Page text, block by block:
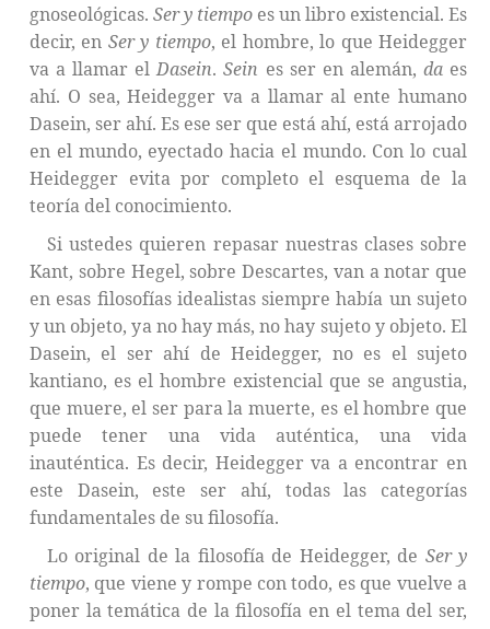
gnoseológicas. Ser y tiempo es un libro existencial. Es
decir, en Ser y tiempo, el hombre, lo que Heidegger
va a llamar elDasein.Sein es ser en alemán, daes
ahí. O sea, Heidegger va a llamar al ente humano
Dasein, ser ahí. Es ese ser que está ahí, está arrojado
en el mundo, eyectado hacia el mundo. Con lo cual
Heidegger evita por completo el esquema de la
teoría del conocimiento.
Si ustedes quieren repasar nuestras clases sobre
Kant, sobre Hegel, sobre Descartes, van a notar que
en esas filosofías idealistas siempre había un sujeto
y un objeto, ya no hay más, no hay sujeto y objeto. El
Dasein, el ser ahí de Heidegger, no es el sujeto
kantiano, es el hombre existencial que se angustia,
que muere, el ser para la muerte, es el hombre que
puede tener una vida auténtica, una vida
inauténtica. Es decir, Heidegger va a encontrar en
este Dasein, este ser ahí, todas las categorías
fundamentales de su filosofía.
Lo original de la filosofía de Heidegger, de Ser y
tiempo, que viene y rompe con todo, es que vuelve a
poner la temática de la filosofía en el tema del ser,